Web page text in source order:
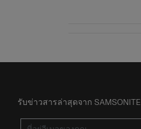
รับข่าวสารล่าสุดจาก SAMSONITE